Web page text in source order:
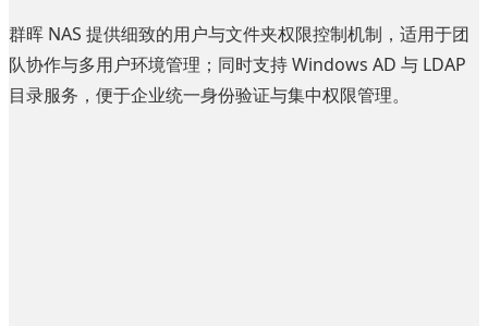
群晖 NAS 提供细致的用户与文件夹权限控制机制，适用于团
队协作与多用户环境管理；同时支持 Windows AD 与 LDAP
目录服务，便于企业统一身份验证与集中权限管理。